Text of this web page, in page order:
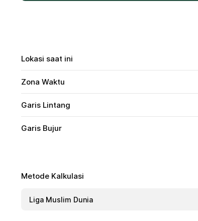
Lokasi saat ini
Zona Waktu
Garis Lintang
Garis Bujur
Metode Kalkulasi